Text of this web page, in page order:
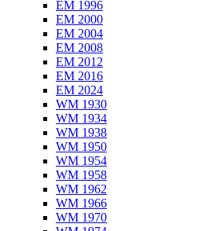
EM 1996
EM 2000
EM 2004
EM 2008
EM 2012
EM 2016
EM 2024
WM 1930
WM 1934
WM 1938
WM 1950
WM 1954
WM 1958
WM 1962
WM 1966
WM 1970